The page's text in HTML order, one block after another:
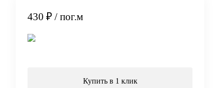
430 ₽ / пог.м
Купить в 1 клик